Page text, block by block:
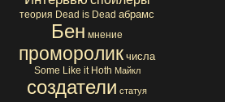
теория Dead is Dead абрамс
Бен мнение
проморолик числа
Some Like it Hoth Майкл
создатели статуя